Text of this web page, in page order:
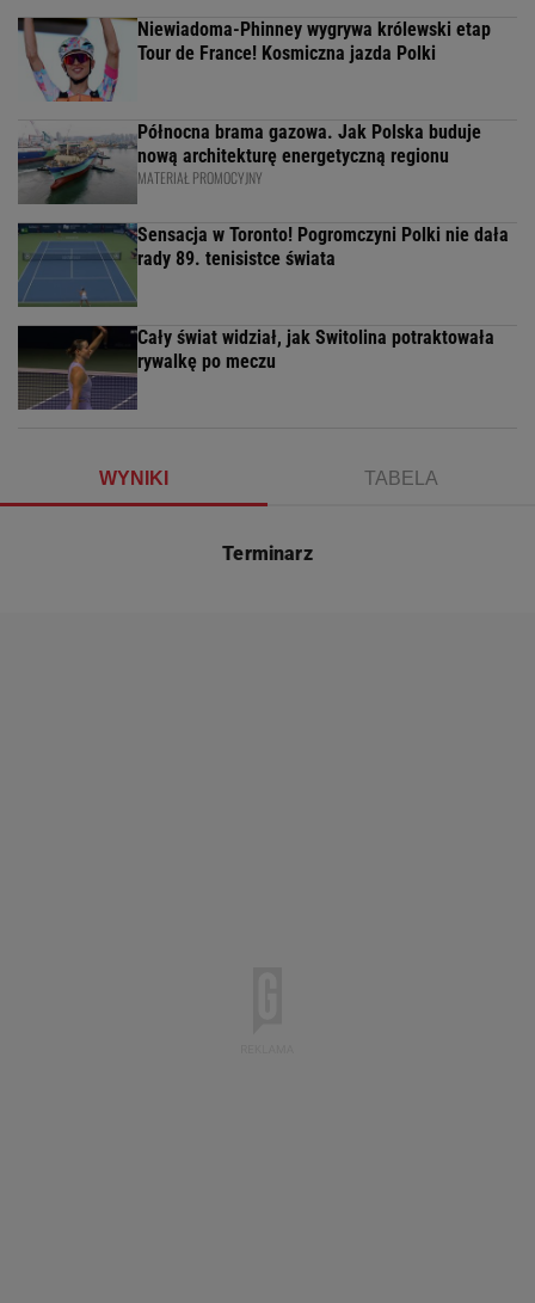
Niewiadoma-Phinney wygrywa królewski etap
Tour de France! Kosmiczna jazda Polki
Północna brama gazowa. Jak Polska buduje
nową architekturę energetyczną regionu
MATERIAŁ PROMOCYJNY
Sensacja w Toronto! Pogromczyni Polki nie dała
rady 89. tenisistce świata
Cały świat widział, jak Switolina potraktowała
rywalkę po meczu
WYNIKI TABELA
Terminarz